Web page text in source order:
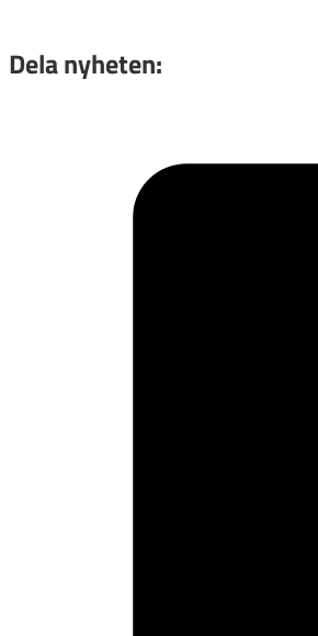
Dela nyheten: